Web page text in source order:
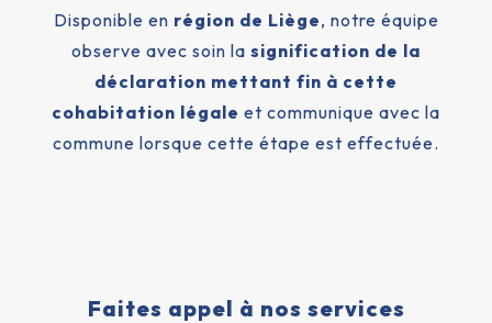
Disponible en région de Liège, notre équipe
observe avec soin la signification de la
déclaration mettant fin à cette
cohabitation légale et communique avec la
commune lorsque cette étape est effectuée.
Faites appel à nos services